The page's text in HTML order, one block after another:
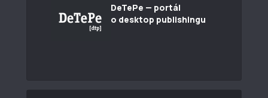
DeTePe — portál
o desktop publishingu